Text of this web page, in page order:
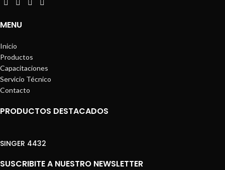
MENU
Inicio
Productos
Capacitaciones
Servicio Técnico
Contacto
PRODUCTOS DESTACADOS
SINGER 4432
SUSCRIBITE A NUESTRO NEWSLETTER